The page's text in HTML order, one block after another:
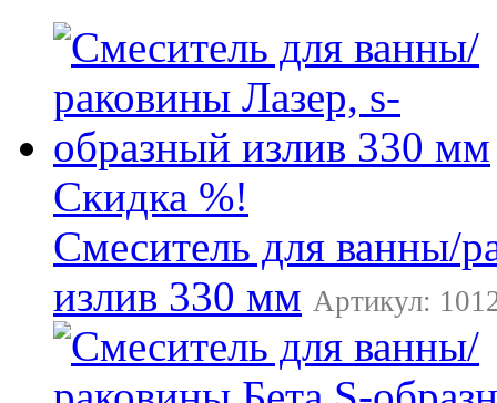
Скидка %!
Смеситель для ванны/
излив 330 мм Артикул: